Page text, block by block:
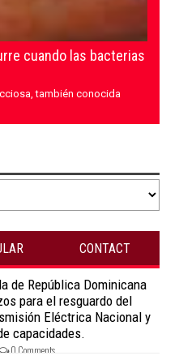
cuando las bacterias
también conocida
CONTACT
de República Dominicana
para el resguardo del
Eléctrica Nacional y
capacidades.
0 Comments